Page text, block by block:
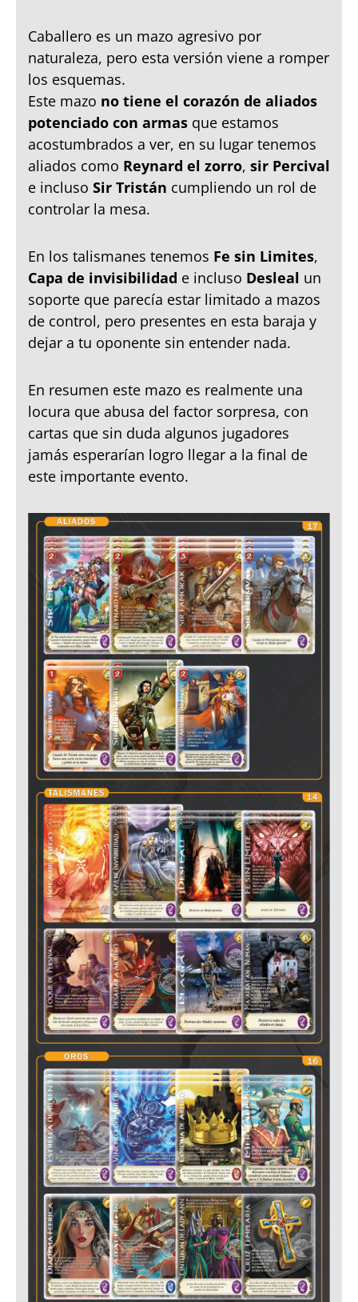
Caballero es un mazo agresivo por
naturaleza, pero esta versión viene a romper
los esquemas.
Este mazo no tiene el corazón de aliados
potenciado con armas que estamos
acostumbrados a ver, en su lugar tenemos
aliados como Reynard el zorro, sir Percival
e incluso Sir Tristán cumpliendo un rol de
controlar la mesa.
En los talismanes tenemos Fe sin Limites,
Capa de invisibilidad e incluso Desleal un
soporte que parecía estar limitado a mazos
de control, pero presentes en esta baraja y
dejar a tu oponente sin entender nada.
En resumen este mazo es realmente una
locura que abusa del factor sorpresa, con
cartas que sin duda algunos jugadores
jamás esperarían logro llegar a la final de
este importante evento.